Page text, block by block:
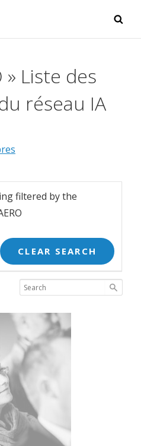
» Liste des
réseau IA
filtered by the
CLEAR SEARCH